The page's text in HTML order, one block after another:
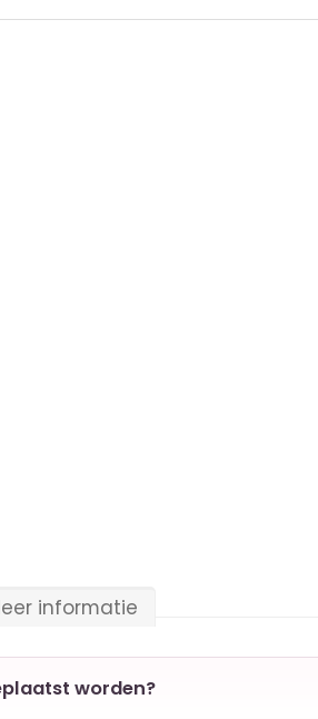
worden?
informatie